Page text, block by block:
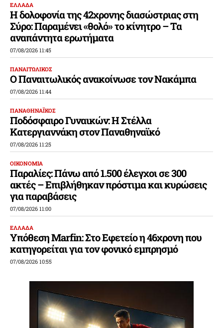
ΕΛΛΑΔΑ
Η δολοφονία της 42χρονης διασώστριας στη
Σύρο: Παραμένει «θολό» το κίνητρο – Τα
αναπάντητα ερωτήματα
07/08/2026 11:45
ΠΑΝΑΙΤΩΛΙΚΟΣ
Ο Παναιτωλικός ανακοίνωσε τον Νακάμπα
07/08/2026 11:44
ΠΑΝΑΘΗΝΑΪΚΟΣ
Ποδόσφαιρο Γυναικών: Η Στέλλα
Κατεργιαννάκη στον Παναθηναϊκό
07/08/2026 11:25
ΟΙΚΟΝΟΜΙΑ
Παραλίες: Πάνω από 1.500 έλεγχοι σε 300
ακτές – Επιβλήθηκαν πρόστιμα και κυρώσεις
για παραβάσεις
07/08/2026 11:00
ΕΛΛΑΔΑ
Υπόθεση Marfin: Στο Εφετείο η 46χρονη που
κατηγορείται για τον φονικό εμπρησμό
07/08/2026 10:55